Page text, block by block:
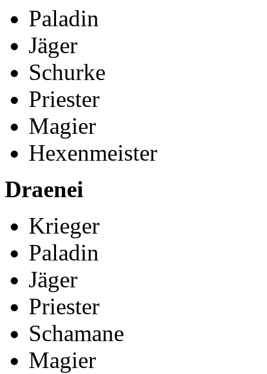
Paladin
Jäger
Schurke
Priester
Magier
Hexenmeister
Draenei
Krieger
Paladin
Jäger
Priester
Schamane
Magier